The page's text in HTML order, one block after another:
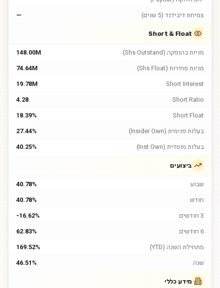
צמיחת דיבידנד (5 שנים)
—
Short & Float
מניות בהנפקה (Shs Outstand)
148.00M
מניות סחירות (Shs Float)
74.64M
Short Interest
19.78M
Short Ratio
4.28
Short Float
18.39%
בעלות פנימית (Insider Own)
27.44%
בעלות מוסדית (Inst Own)
40.25%
ביצועים
שבוע
40.78%
חודש
40.78%
3 חודשים
-16.62%
6 חודשים
62.83%
מתחילת השנה (YTD)
169.52%
שנה
46.51%
מידע כללי